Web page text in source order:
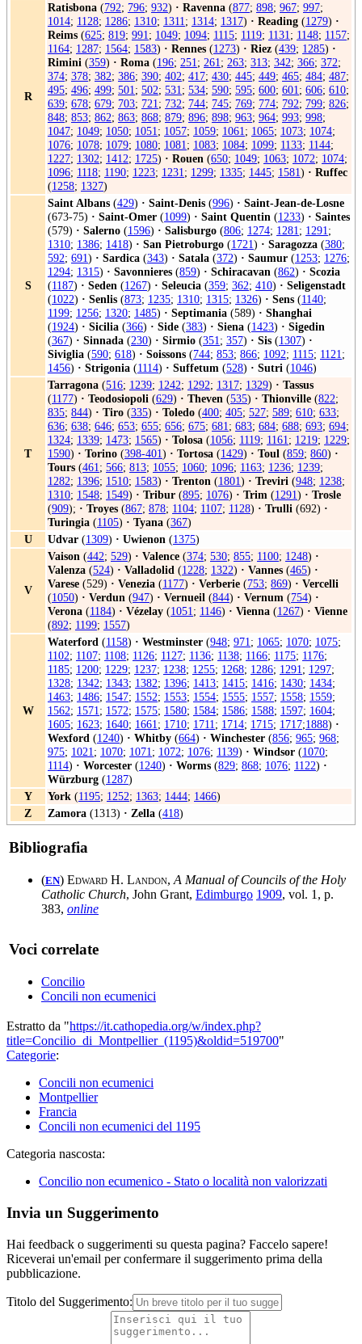
R
Ratisbona (792; 796; 932) · Ravenna (877; 898; 967; 997;
1014; 1128; 1286; 1310; 1311; 1314; 1317) · Reading (1279) ·
Reims (625; 819; 991; 1049; 1094; 1115; 1119; 1131; 1148; 1157;
1164; 1287; 1564; 1583) · Rennes (1273) · Riez (439; 1285) ·
Rimini (359) · Roma (196; 251; 261; 263; 313; 342; 366; 372;
374; 378; 382; 386; 390; 402; 417; 430; 445; 449; 465; 484; 487;
495; 496; 499; 501; 502; 531; 534; 590; 595; 600; 601; 606; 610;
639; 678; 679; 703; 721; 732; 744; 745; 769; 774; 792; 799; 826;
848; 853; 862; 863; 868; 879; 896; 898; 963; 964; 993; 998;
1047; 1049; 1050; 1051; 1057; 1059; 1061; 1065; 1073; 1074;
1076; 1078; 1079; 1080; 1081; 1083; 1084; 1099; 1133; 1144;
1227; 1302; 1412; 1725) · Rouen (650; 1049; 1063; 1072; 1074;
1096; 1118; 1190; 1223; 1231; 1299; 1335; 1445; 1581) · Ruffec
(1258; 1327)
S
Saint Albans (429) · Saint-Denis (996) · Saint-Jean-de-Losne
(673-75) · Saint-Omer (1099) · Saint Quentin (1233) · Saintes
(579) · Salerno (1596) · Salisburgo (806; 1274; 1281; 1291;
1310; 1386; 1418) · San Pietroburgo (1721) · Saragozza (380;
592; 691) · Sardica (343) · Satala (372) · Saumur (1253; 1276;
1294; 1315) · Savonnieres (859) · Schiracavan (862) · Scozia
(1187) · Seden (1267) · Seleucia (359; 362; 410) · Seligenstadt
(1022) · Senlis (873; 1235; 1310; 1315; 1326) · Sens (1140;
1199; 1256; 1320; 1485) · Septimania (589) · Shanghai
(1924) · Sicilia (366) · Side (383) · Siena (1423) · Sigedin
(367) · Sinnada (230) · Sirmio (351; 357) · Sis (1307) ·
Siviglia (590; 618) · Soissons (744; 853; 866; 1092; 1115; 1121;
1456) · Strigonia (1114) · Suffetum (528) · Sutri (1046)
T
Tarragona (516; 1239; 1242; 1292; 1317; 1329) · Tassus
(1177) · Teodosiopoli (629) · Theven (535) · Thionville (822;
835; 844) · Tiro (335) · Toledo (400; 405; 527; 589; 610; 633;
636; 638; 646; 653; 655; 656; 675; 681; 683; 684; 688; 693; 694;
1324; 1339; 1473; 1565) · Tolosa (1056; 1119; 1161; 1219; 1229;
1590) · Torino (398-401) · Tortosa (1429) · Toul (859; 860) ·
Tours (461; 566; 813; 1055; 1060; 1096; 1163; 1236; 1239;
1282; 1396; 1510; 1583) · Trenton (1801) · Treviri (948; 1238;
1310; 1548; 1549) · Tribur (895; 1076) · Trim (1291) · Trosle
(909); · Troyes (867; 878; 1104; 1107; 1128) · Trulli (692) ·
Turingia (1105) · Tyana (367)
U
Udvar (1309) · Uwienon (1375)
V
Vaison (442; 529) · Valence (374; 530; 855; 1100; 1248) ·
Valenza (524) · Valladolid (1228; 1322) · Vannes (465) ·
Varese (529) · Venezia (1177) · Verberie (753; 869) · Vercelli
(1050) · Verdun (947) · Vernueil (844) · Vernum (754) ·
Verona (1184) · Vézelay (1051; 1146) · Vienna (1267) · Vienne
(892; 1199; 1557)
W
Waterford (1158) · Westminster (948; 971; 1065; 1070; 1075;
1102; 1107; 1108; 1126; 1127; 1136; 1138; 1166; 1175; 1176;
1185; 1200; 1229; 1237; 1238; 1255; 1268; 1286; 1291; 1297;
1328; 1342; 1343; 1382; 1396; 1413; 1415; 1416; 1430; 1434;
1463; 1486; 1547; 1552; 1553; 1554; 1555; 1557; 1558; 1559;
1562; 1571; 1572; 1575; 1580; 1584; 1586; 1588; 1597; 1604;
1605; 1623; 1640; 1661; 1710; 1711; 1714; 1715; 1717;1888) ·
Wexford (1240) · Whitby (664) · Winchester (856; 965; 968;
975; 1021; 1070; 1071; 1072; 1076; 1139) · Windsor (1070;
1114) · Worcester (1240) · Worms (829; 868; 1076; 1122) ·
Würzburg (1287)
Y
York (1195; 1252; 1363; 1444; 1466)
Z
Zamora (1313) · Zella (418)
Bibliografia
(EN) Edward H. Landon,A Manual of Councils of the Holy
Catholic Church, John Grant, Edimburgo 1909, vol. 1, p.
383, online
Voci correlate
Concilio
Concili non ecumenici
Estratto da "https://it.cathopedia.org/w/index.php?
title=Concilio_di_Montpellier_(1195)&oldid=519700"
Categorie:
Concili non ecumenici
Montpellier
Francia
Concili non ecumenici del 1195
Categoria nascosta:
Concilio non ecumenico - Stato o località non valorizzati
Invia un Suggerimento
Hai feedback o suggerimenti su questa pagina? Faccelo sapere!
Riceverai un'email per confermare il suggerimento prima della
pubblicazione.
Titolo del Suggerimento: